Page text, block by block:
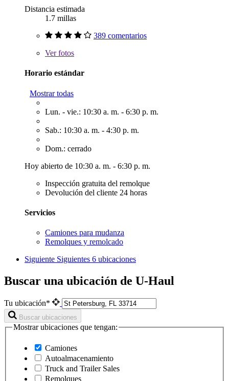
Distancia estimada
1.7 millas
389 comentarios
Verfotos
Horario estándar
Mostrar todas
Lun. - vie.: 10:30 a. m. - 6:30 p. m.
Sab.: 10:30 a. m. - 4:30 p. m.
Dom.: cerrado
Hoy abierto de 10:30 a. m. - 6:30 p. m.
Inspección gratuita del remolque
Devolución del cliente 24 horas
Servicios
Camiones para mudanza
Remolques y remolcado
Siguiente Siguientes 6 ubicaciones
Buscar una ubicación de U-Haul
Tu ubicación*
Buscar ubicaciones
Mostrar ubicaciones que tengan:
Camiones
Autoalmacenamiento
Truck and Trailer Sales
Remolques